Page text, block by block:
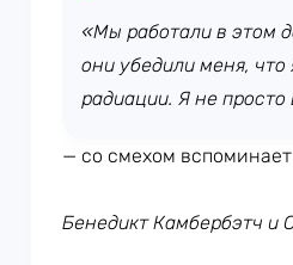
«Мы работали в этом
они убедили меня, что
радиации. Я не
— со смехом
Бенедикт Камбербэтч и